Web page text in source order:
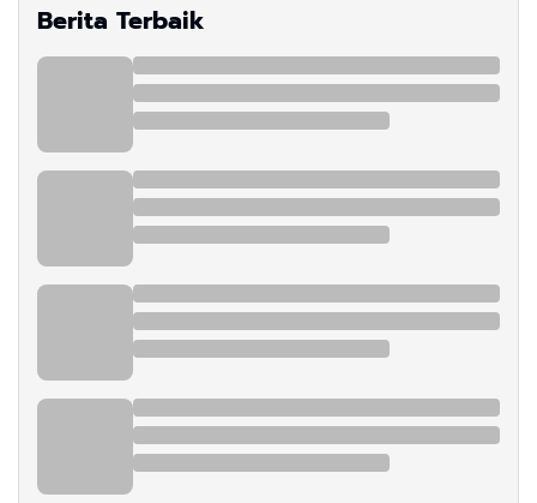
Berita Terbaik